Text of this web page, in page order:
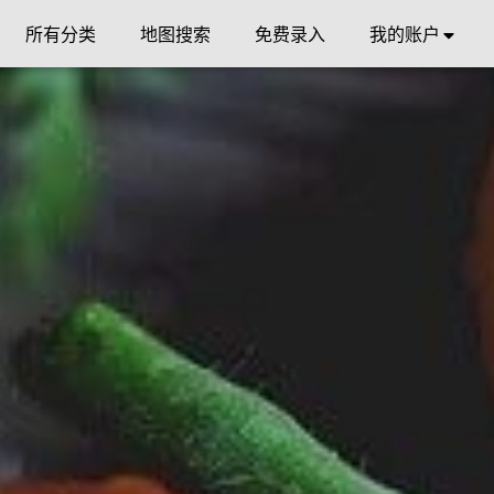
所有分类 地图搜索 免费录入 我的账户